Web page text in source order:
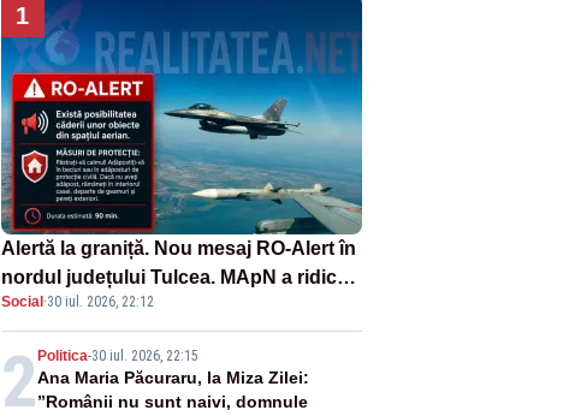
1
Alertă la graniță. Nou mesaj RO-Alert în
nordul județului Tulcea. MApN a ridicat
de la sol două avioane F-16
Social ·30 iul. 2026, 22:12
2 Politica-30 iul. 2026, 22:15
Ana Maria Păcuraru, la Miza Zilei:
”Românii nu sunt naivi, domnule